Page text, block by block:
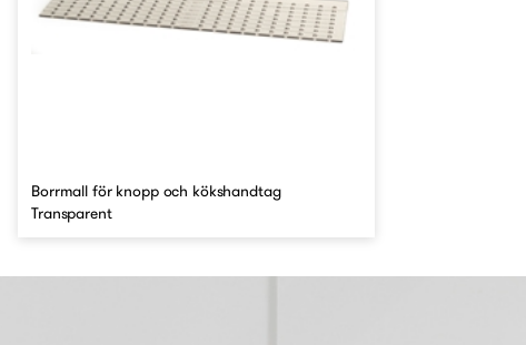
Borrmall för knopp och kökshandtag
Transparent